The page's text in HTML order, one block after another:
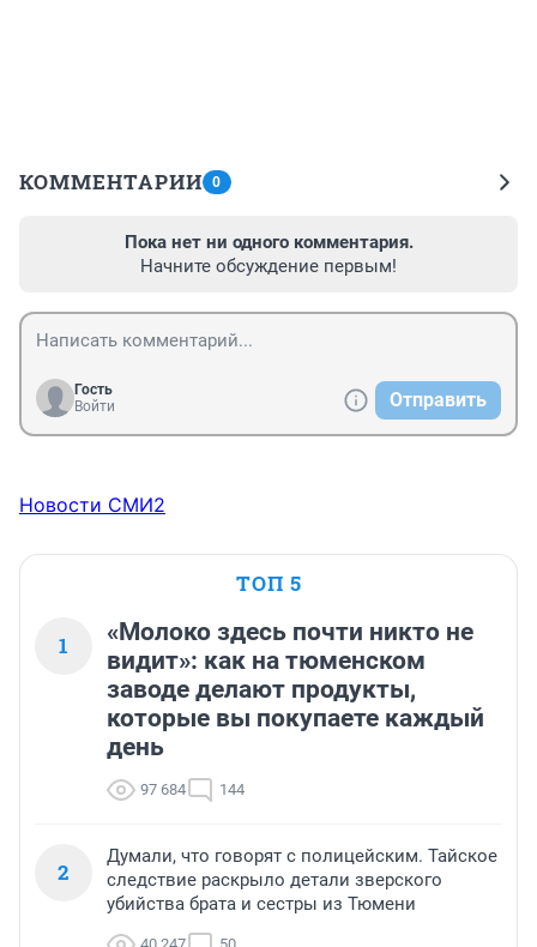
КОММЕНТАРИИ 0
Пока нет ни одного комментария.
Начните обсуждение первым!
Гость
Войти
Отправить
Новости СМИ2
ТОП 5
1
«Молоко здесь почти никто не
видит»: как на тюменском
заводе делают продукты,
которые вы покупаете каждый
день
97 684 144
2
Думали, что говорят с полицейским. Тайское
следствие раскрыло детали зверского
убийства брата и сестры из Тюмени